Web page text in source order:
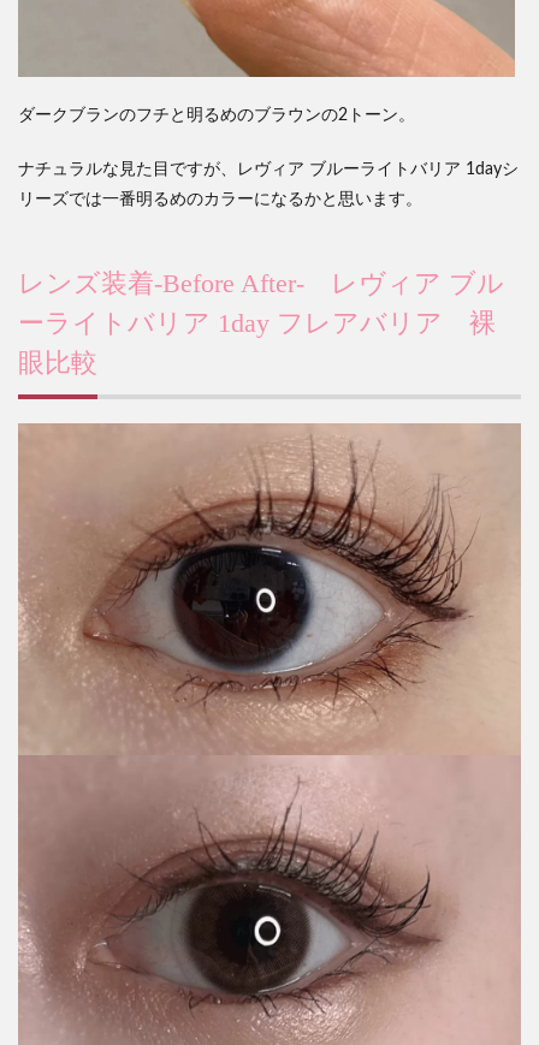
ダークブランのフチと明るめのブラウンの2トーン。
ナチュラルな見た目ですが、レヴィア ブルーライトバリア 1dayシ
リーズでは一番明るめのカラーになるかと思います。
レンズ装着-Before After-
レヴィア ブル
ーライトバリア 1day フレアバリア 裸
眼比較